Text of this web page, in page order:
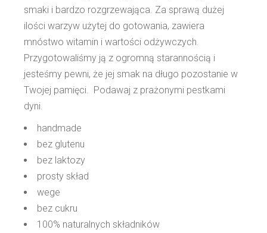
smaki i bardzo rozgrzewająca. Za sprawą dużej
ilości warzyw użytej do gotowania, zawiera
mnóstwo witamin i wartości odżywczych.
Przygotowaliśmy ją z ogromną starannością i
jesteśmy pewni, że jej smak na długo pozostanie w
Twojej pamięci. Podawaj z prażonymi pestkami
dyni.
handmade
bez glutenu
bez laktozy
prosty skład
wege
bez cukru
100% naturalnych składników